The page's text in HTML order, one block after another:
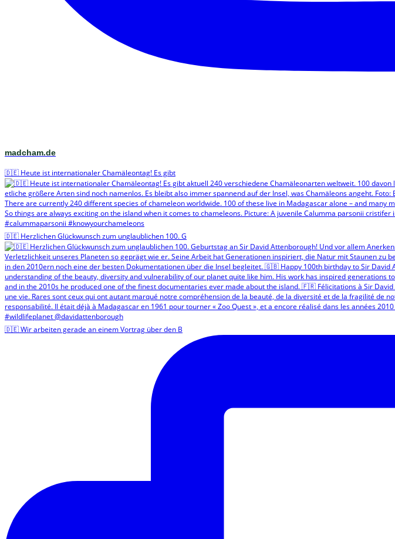
madcham.de
🇩🇪 Heute ist internationaler Chamäleontag! Es gibt
🇩🇪 Herzlichen Glückwunsch zum unglaublichen 100. G
🇩🇪 Wir arbeiten gerade an einem Vortrag über den B